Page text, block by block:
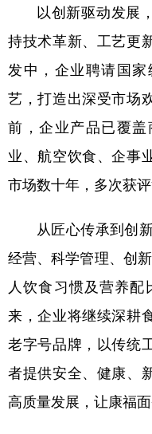
以创新驱动发展
持技术革新、工艺更
发中，企业聘请国
艺，打造出深受市场
前，企业产品已覆
业、航空饮食、企事
市场数十年，多次获
从匠心传承到创
经营、科学管理、创
人饮食习惯及营养配
来，企业将继续深耕
老字号品牌，以传统
者提供安全、健康、
高质量发展，让康福